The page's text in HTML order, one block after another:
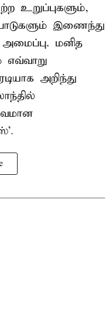
உறுப்புகளும்,
இணைந்து
மனித
அறிந்து